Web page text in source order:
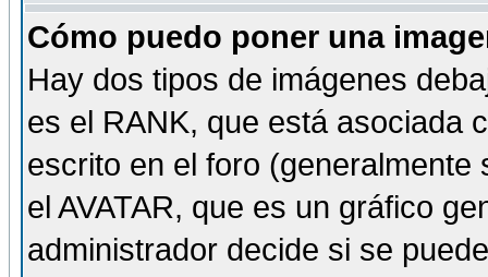
Cómo puedo poner una
Hay dos tipos de imágenes
es el RANK, que está asociada
escrito en el foro
el AVATAR, que es un gráfico
administrador decide si se